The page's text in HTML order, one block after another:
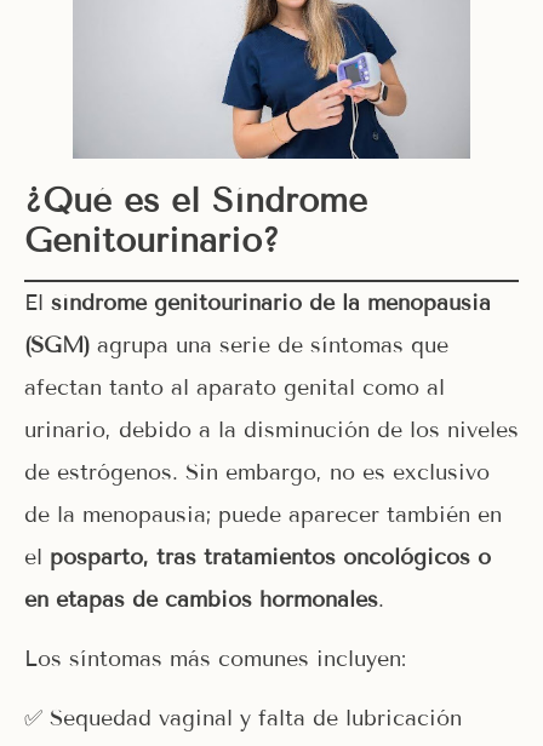
¿Qué es el Síndrome
Genitourinario?
El síndrome genitourinario de la menopausia
(SGM) agrupa una serie de síntomas que
afectan tanto al aparato genital como al
urinario, debido a la disminución de los niveles
de estrógenos. Sin embargo, no es exclusivo
de la menopausia; puede aparecer también en
el posparto, tras tratamientos oncológicos o
en etapas de cambios hormonales.
Los síntomas más comunes incluyen:
✅ Sequedad vaginal y falta de lubricación